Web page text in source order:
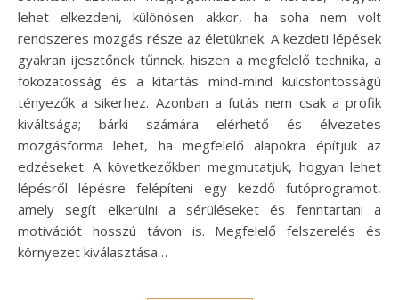
lehet elkezdeni, különösen akkor, ha soha nem volt
rendszeres mozgás része az életüknek. A kezdeti lépések
gyakran ijesztőnek tűnnek, hiszen a megfelelő technika, a
fokozatosság és a kitartás mind-mind kulcsfontosságú
tényezők a sikerhez. Azonban a futás nem csak a profik
kiváltsága; bárki számára elérhető és élvezetes
mozgásforma lehet, ha megfelelő alapokra építjük az
edzéseket. A következőkben megmutatjuk, hogyan lehet
lépésről lépésre felépíteni egy kezdő futóprogramot,
amely segít elkerülni a sérüléseket és fenntartani a
motivációt hosszú távon is. Megfelelő felszerelés és
környezet kiválasztása…